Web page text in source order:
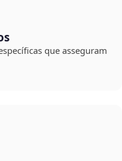
que asseguram